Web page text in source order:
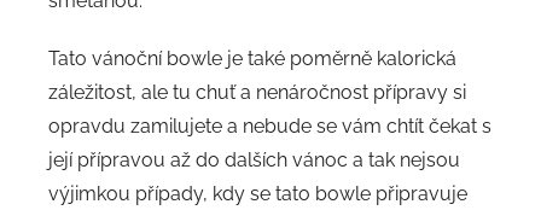
Tato vánoční bowle je také poměrně kalorická
záležitost, ale tu chuť a nenáročnost přípravy si
opravdu zamilujete a nebude se vám chtít čekat s
její přípravou až do dalších vánoc a tak nejsou
výjimkou případy, kdy se tato bowle připravuje